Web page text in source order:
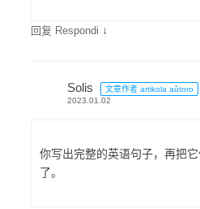
回复 Respondi ↓
Solis
文章作者 artikola aŭtoro
2023.01.02
你写出完整的英语句子，再把
了。